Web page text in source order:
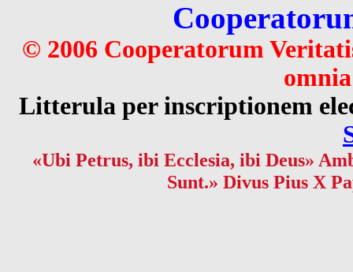
© 2006 Cooperatorum
Litterula per inscriptionem
«Ubi Petrus, ibi Ecclesia, ibi Deus»
Sunt.» Divus Pius X